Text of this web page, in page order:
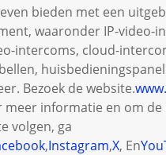
bieden met een
waaronder IP-video-
intercoms, cloud-
Bezoek de website.
meer informatie en om de
volgen, ga
,Instagram,X, En